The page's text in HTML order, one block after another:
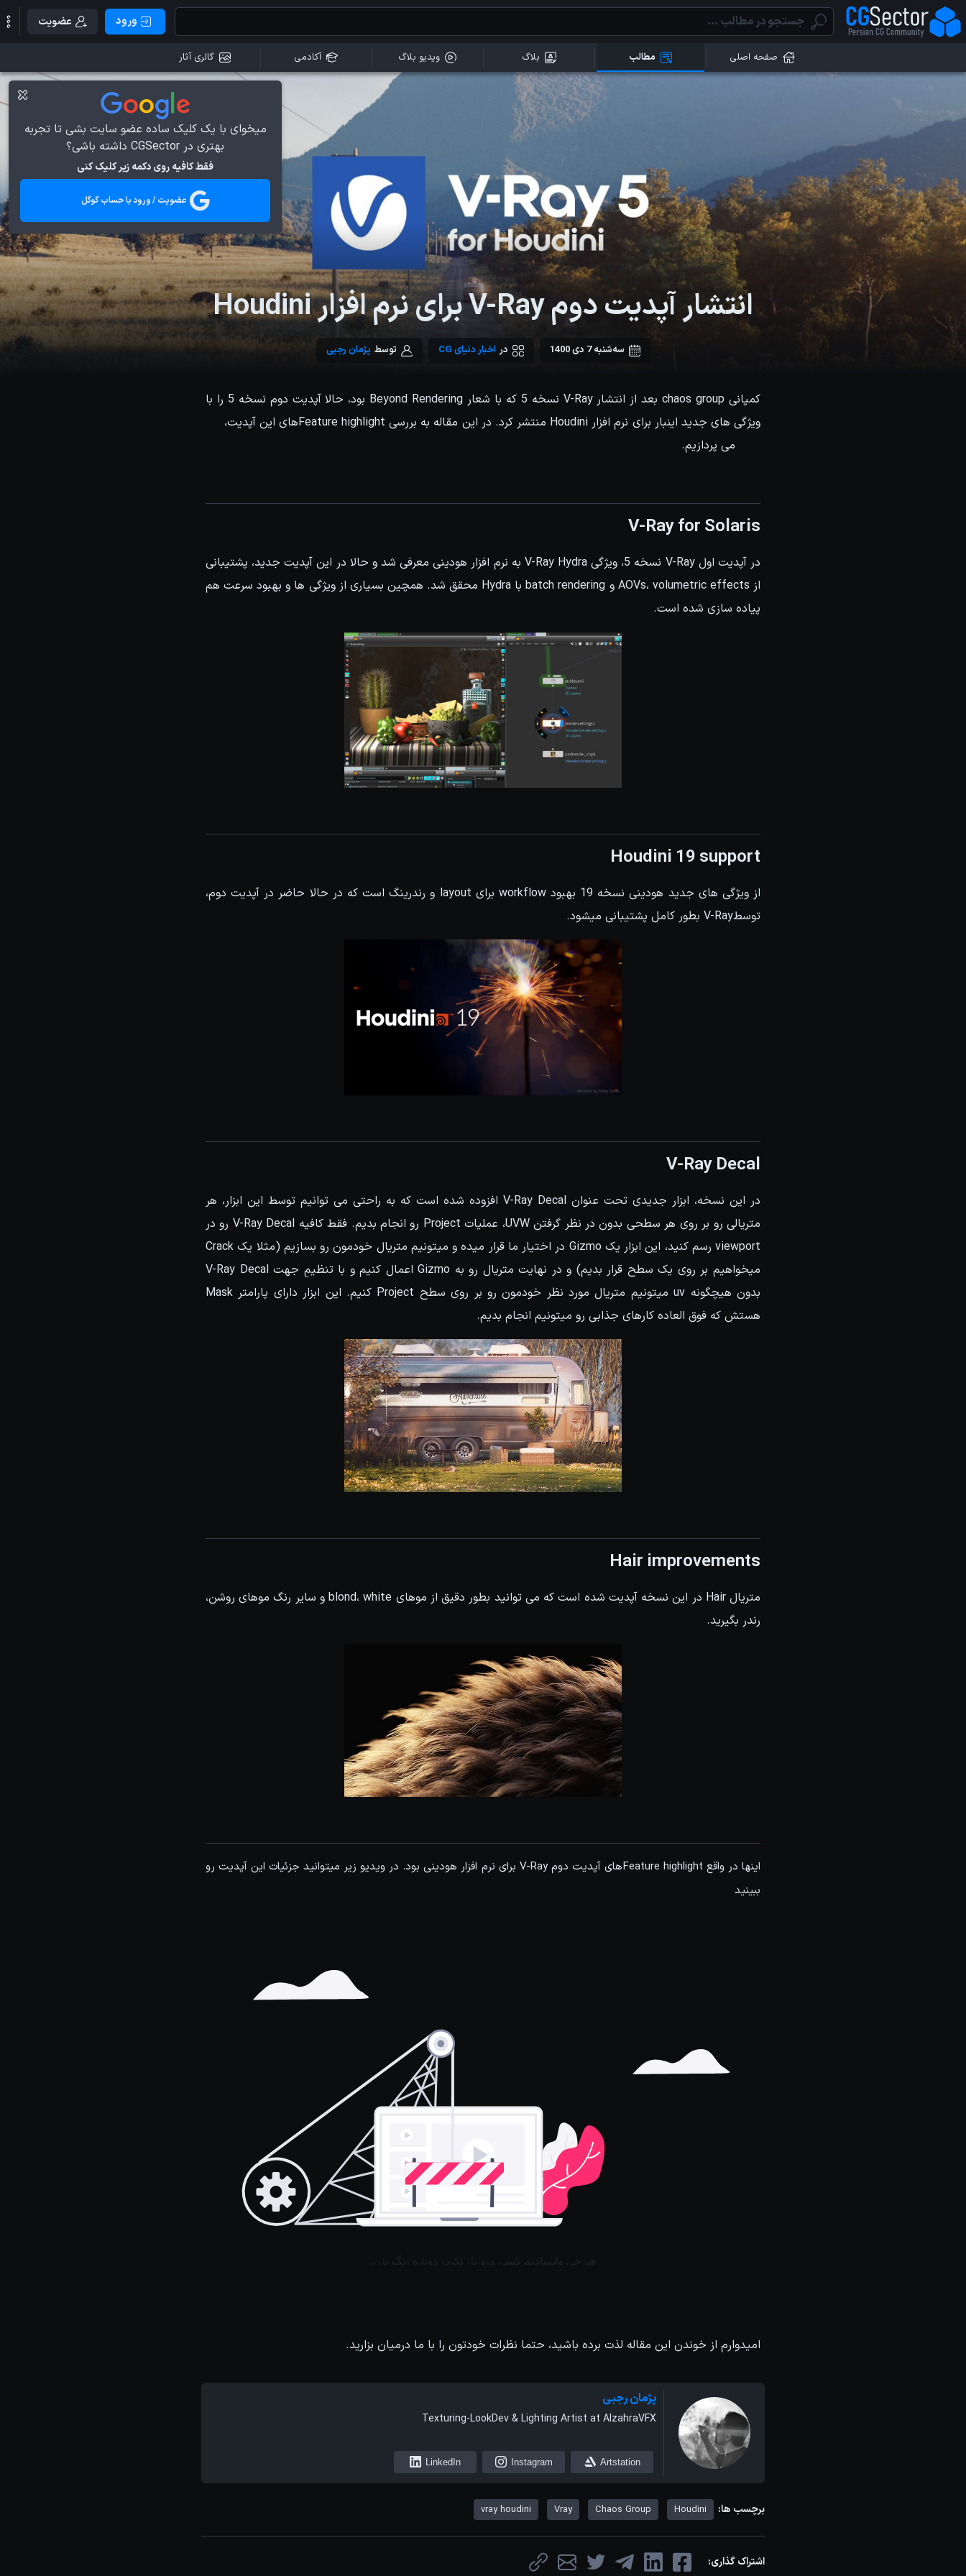
ورود عضویت
صفحه اصلی مطالب بلاگ ویدیو بلاگ آکادمی گالری آثار
میخوای با یک کلیک ساده عضو سایت بشی تا تجربه
بهتری در CGSector داشته باشی؟
فقط کافیه روی دکمه زیر کلیک کنی
عضویت / ورود با حساب گوگل
انتشار آپدیت دوم V-Ray برای نرم افزار Houdini
سه‌شنبه 7 دی 1400 در اخبار دنیای CG توسط پژمان رجبی
کمپانی chaos group بعد از انتشار V-Ray نسخه 5 که با شعار Beyond Rendering بود، حالا آپدیت دوم نسخه 5 را با
ویژگی های جدید اینبار برای نرم افزار Houdini منتشر کرد. در این مقاله به بررسی Feature highlightهای این آپدیت،
می پردازیم.
V-Ray for Solaris
در آپدیت اول V-Ray نسخه 5، ویژگی V-Ray Hydra به نرم افزار هودینی معرفی شد و حالا در این آپدیت جدید، پشتیبانی
از AOVs، volumetric effects و batch rendering با Hydra محقق شد. همچین بسیاری از ویژگی ها و بهبود سرعت هم
پیاده سازی شده است.
Houdini 19 support
از ویژگی های جدید هودینی نسخه 19 بهبود workflow برای layout و رندرینگ است که در حالا حاضر در آپدیت دوم،
توسطV-Ray بطور کامل پشتیبانی میشود.
V-Ray Decal
در این نسخه، ابزار جدیدی تحت عنوان V-Ray Decal افزوده شده است که به راحتی می توانیم توسط این ابزار، هر
متریالی رو بر روی هر سطحی بدون در نظر گرفتن UVW، عملیات Project رو انجام بدیم. فقط کافیه V-Ray Decal رو در
viewport رسم کنید، این ابزار یک Gizmo در اختیار ما قرار میده و میتونیم متریال خودمون رو بسازیم (مثلا یک Crack
میخواهیم بر روی یک سطح قرار بدیم) و در نهایت متریال رو به Gizmo اعمال کنیم و با تنظیمِ جهت V-Ray Decal
بدون هیچگونه uv میتونیم متریال مورد نظر خودمون رو بر روی سطح Project کنیم. این ابزار دارای پارامتر Mask
هستش که فوق العاده کارهای جذابی رو میتونیم انجام بدیم.
Hair improvements
متریال Hair در این نسخه آپدیت شده است که می توانید بطور دقیق از موهای blond، white و سایر رنگ موهای روشن،
رندر بگیرید.
اینها در واقع Feature highlightهای آپدیت دوم V-Ray برای نرم افزار هودینی بود. در ویدیو زیر میتوانید جزئیات این آپدیت رو
ببینید
امیدوارم از خوندن این مقاله لذت برده باشید، حتما نظرات خودتون را با ما درمیان بزارید.
پژمان رجبی
Texturing-LookDev & Lighting Artist at AlzahraVFX
Artstation
Instagram
LinkedIn
برچسب ها: Houdini
Chaos Group
Vray
vray houdini
اشتراک گذاری: